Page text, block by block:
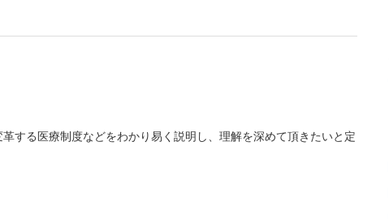
する医療制度などをわかり易く説明し、理解を深めて頂きたいと定